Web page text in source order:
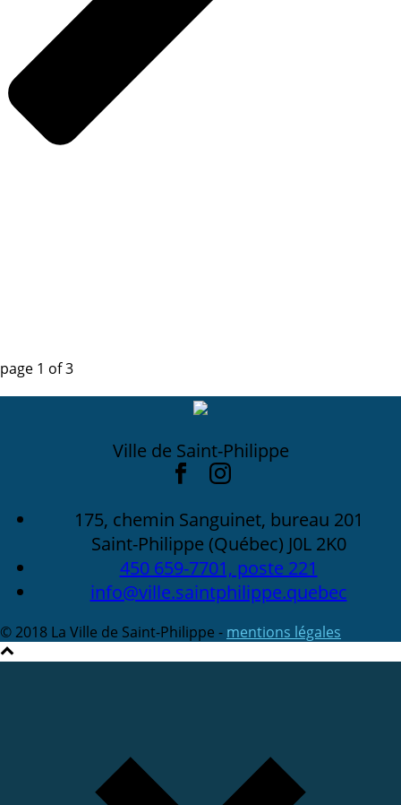
page 1 of3
Ville de Saint-Philippe
175, chemin Sanguinet, bureau 201
Saint-Philippe (Québec) J0L 2K0
450 659-7701, poste 221
info@ville.saintphilippe.quebec
© 2018 La Ville de Saint-Philippe - mentions légales